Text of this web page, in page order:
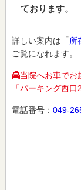
ております。
詳しい案内は「所
ご覧になれます。
当院へお車でお
「パーキング西
電話番号： 049-